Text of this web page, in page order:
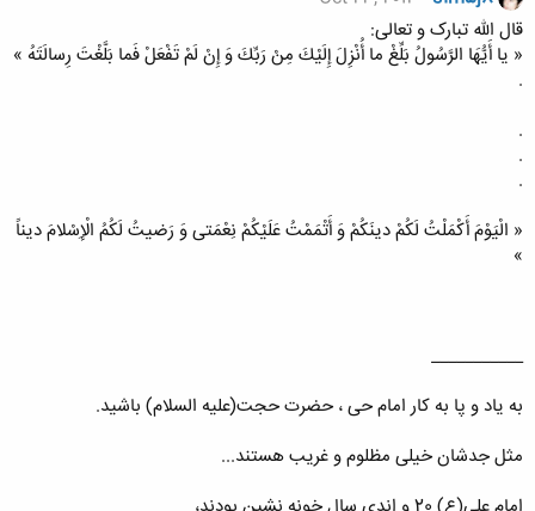
قال الله تبارک و تعالی:
« یا أَیُّهَا الرَّسُولُ بَلِّغْ ما أُنْزِلَ إِلَیْكَ مِنْ رَبِّكَ وَ إِنْ لَمْ تَفْعَلْ فَما بَلَّغْتَ رِسالَتَهُ »
.
.
.
.
« الْیَوْمَ أَكْمَلْتُ لَكُمْ دینَكُمْ وَ أَتْمَمْتُ عَلَیْكُمْ نِعْمَتی‏ وَ رَضیتُ لَكُمُ الْإِسْلامَ دیناً
»
___________
به یاد و پا به کار امام حی ، حضرت حجت(علیه السلام) باشید.
مثل جدشان خیلی مظلوم و غریب هستند...